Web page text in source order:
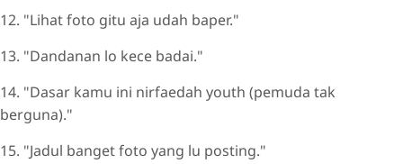
12. "Lihat foto gitu aja udah baper."
13. "Dandanan lo kece badai."
14. "Dasar kamu ini nirfaedah youth (pemuda tak
berguna)."
15. "Jadul banget foto yang lu posting."